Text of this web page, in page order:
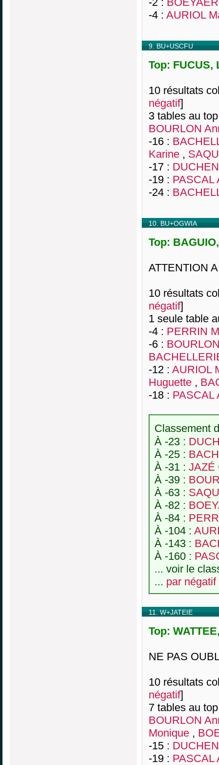
-4 : AURIOL
9. BU+USCFU
Top: FUCUS,
10 résultats
négatif]
3 tables au
BOURLON
-16 :
Karine ,
-17 :
-19 : PASCAL
-24 :
10. BU+OGWIA
Top:
ATTENTION
10 résultats
négatif]
1 seule table
-4 : PERRIN
-6 :
-12 : AURIOL
Huguette ,
-18 : PASCAL
Classement
À -23 :
À -25 :
À -31 : JAZÉ
À -39 :
À -63 :
À -82 :
À -84 :
À -104 :
À -143 :
À -160 :
... voir le
... par négatif
11. W+JATEIE
Top:
NE PAS
10 résultats
négatif]
7 tables au
BOURLON
Monique ,
-15 :
-19 : PASCAL